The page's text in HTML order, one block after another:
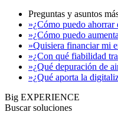
Preguntas y asuntos
»¿Cómo puedo ahorrar
»¿Cómo puedo
»Quisiera financiar mi
»¿Con qué fiabilidad
»¿Qué depuración de
»¿Qué aporta la
Big EXPERIENCE
Buscar soluciones